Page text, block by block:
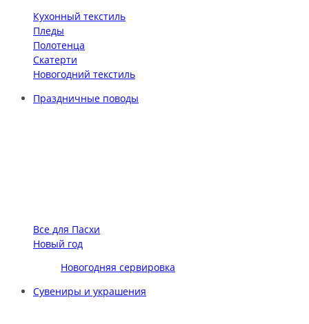
Кухонный текстиль
Пледы
Полотенца
Скатерти
Новогодний текстиль
Праздничные поводы
Все для Пасхи
Новый год
Новогодняя сервировка
Сувениры и украшения